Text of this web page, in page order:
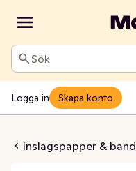
Sök
Logga in Skapa konto
Inslagspapper & band
Metall Röd 50m